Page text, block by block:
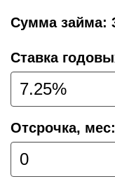
Сумма займа:
Cтавка
Отсрочка, мес: